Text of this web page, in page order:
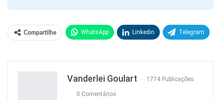
Compartilhe WhatsApp Linkedin Telegram
Vanderlei Goulart 1774 Publicações
0 Comentários